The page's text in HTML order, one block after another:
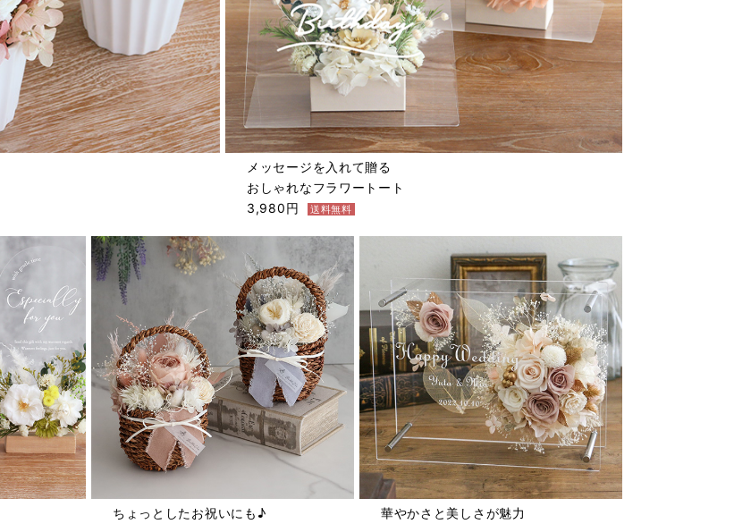
メッセージを入れて贈る
おしゃれなフラワートート
3,980円
送料無料
ちょっとしたお祝いにも♪
華やかさと美しさが魅力